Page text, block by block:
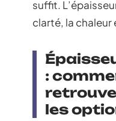
suffit.
clarté, la chaleur
:
les